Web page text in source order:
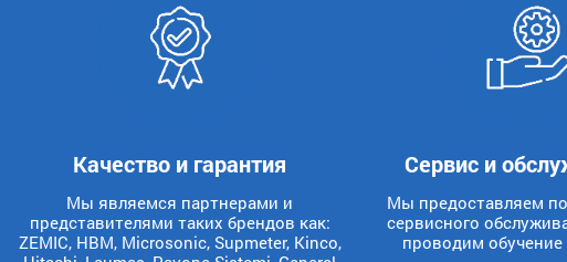
Качество и гарантия
Мы являемся партнерами и
представителями таких брендов как:
ZEMIC, HBM, Microsonic, Supmeter, Kinco,
Сервис и
Мы предоставляем
сервисного
проводим обучение